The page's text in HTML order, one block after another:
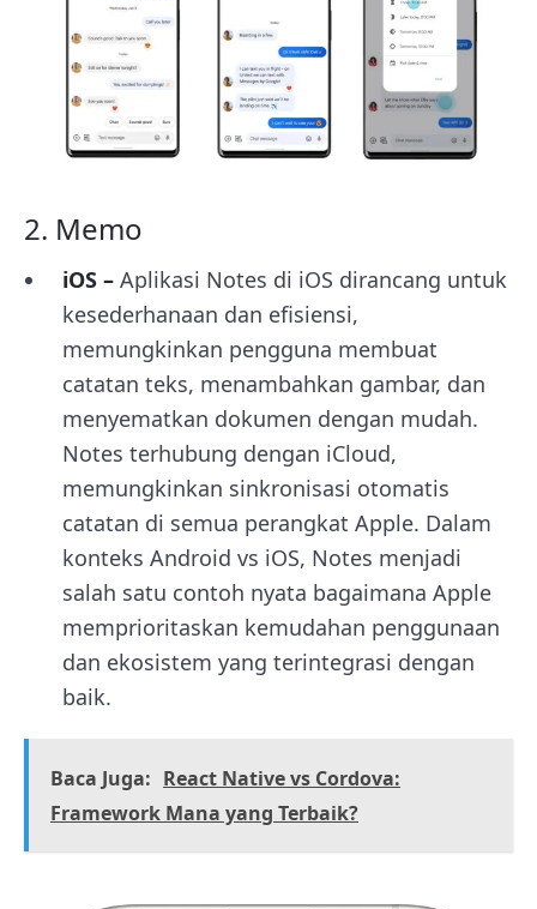
2. Memo
iOS – Aplikasi Notes di iOS dirancang untuk
kesederhanaan dan efisiensi,
memungkinkan pengguna membuat
catatan teks, menambahkan gambar, dan
menyematkan dokumen dengan mudah.
Notes terhubung dengan iCloud,
memungkinkan sinkronisasi otomatis
catatan di semua perangkat Apple. Dalam
konteks Android vs iOS, Notes menjadi
salah satu contoh nyata bagaimana Apple
memprioritaskan kemudahan penggunaan
dan ekosistem yang terintegrasi dengan
baik.
Baca Juga: React Native vs Cordova:
Framework Mana yang Terbaik?